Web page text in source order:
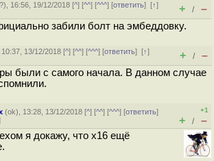
?), 16:56, 19/12/2018 [^] [^^] [^^^] [ответить][↑]
+ / –
забили болт на эмбеддовку.
10:37, 13/12/2018 [^] [^^] [^^^] [ответить][↑]
+ / –
были с самого начала. В данном случае
(ok), 13:28, 13/12/2018 [^] [^^] [^^^] [ответить]
+1
+ / –
я докажу, что x16 ещё